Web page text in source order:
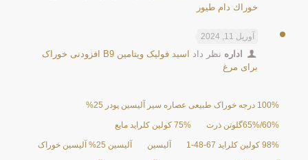
خوراك دام طيور
آوریل 11, 2024
اداره نظر داد
اسید فولیک ویتامین B9 افزودنی خوراک
برای مرغ
100% درجه خوراک طبیعی عصاره سیر آلیسین پودر 25%
60%/65%گلوتن ذرت 75% کولین کلراید مایع
98% کولین کلراید 67-48-1 آلیسین آلیسین 25% آلیسین خوراک